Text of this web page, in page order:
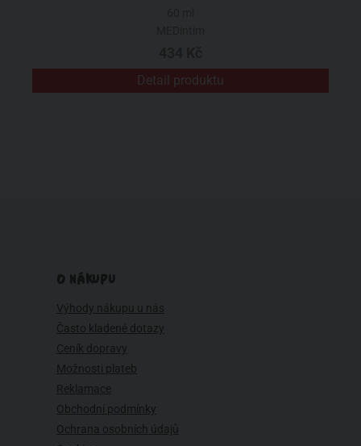
Detail produktu
O NÁKUPU
Výhody nákupu u nás
Často kladené dotazy
Ceník dopravy
Možnosti plateb
Reklamace
Obchodní podmínky
Ochrana osobních údajů